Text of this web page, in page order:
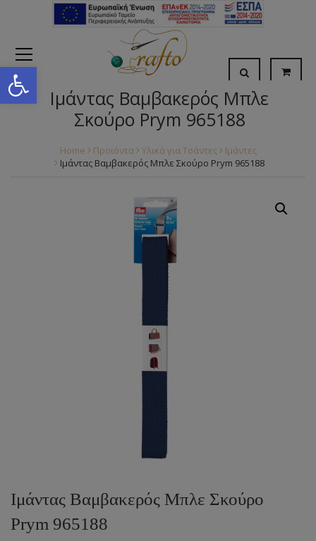
Open toolbar
Ιμάντας Βαμβακερός Μπλε
Σκούρο Prym 965188
Home Προϊόντα Υλικά για Τσάντες
Ιμάντες
Ιμάντας Βαμβακερός Μπλε Σκούρο Prym 965188
Ιμάντας Βαμβακερός Μπλε Σκούρο
Prym 965188